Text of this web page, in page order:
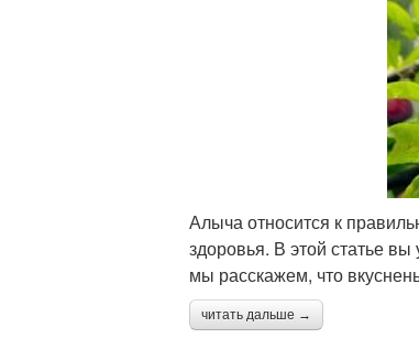
Алыча относится к
здоровья. В этой статье
мы расскажем, что
читать дальше →